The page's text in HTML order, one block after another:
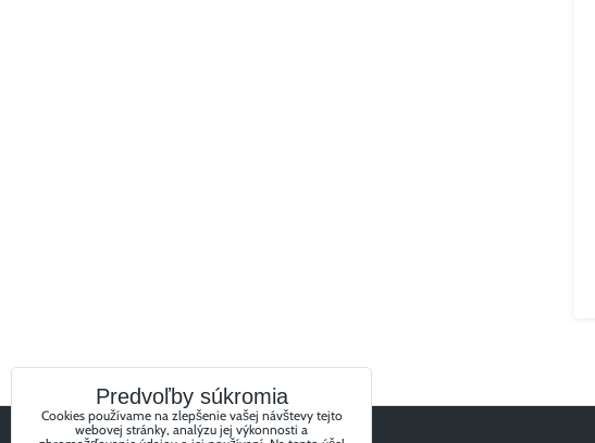
Predvoľby súkromia
Cookies používame na zlepšenie vašej návštevy tejto
webovej stránky, analýzu jej výkonnosti a